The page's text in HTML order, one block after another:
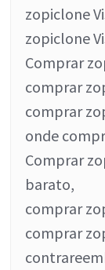
zopiclone
zopiclone
Comprar
comprar
comprar
onde
Comprar
barato,
comprar
comprar